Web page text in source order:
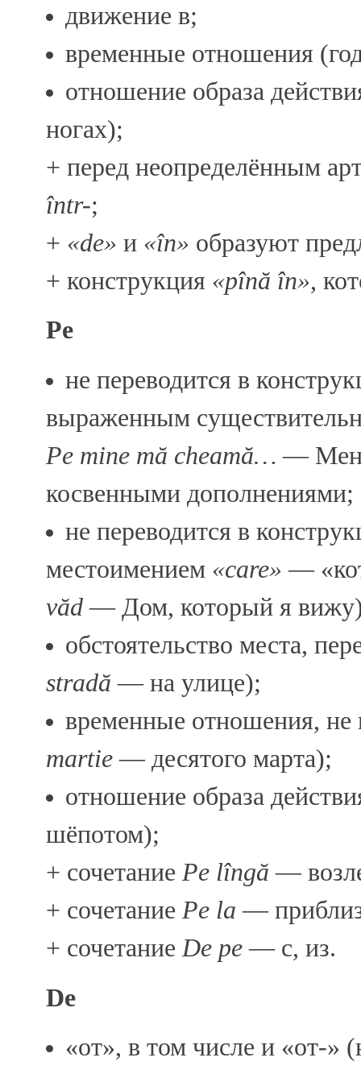
движение в;
временные отношения
отношение образа
ногах);
+ перед неопределённым
într-;
+ «de» и «în» образуют
+ конструкция «pînă în»,
Pe
не переводится в
выраженным
Pe mine mă cheamă… —
косвенными дополнениями;
не переводится в
местоимением «care» —
văd— Дом, который я
обстоятельство места,
stradă — на улице);
временные отношения, не
martie— десятого марта);
отношение образа
шёпотом);
+ сочетание Pe lîngă —
+ сочетание Pe la —
+ сочетание De pe— с, из.
De
«от», в том числе и «от-»